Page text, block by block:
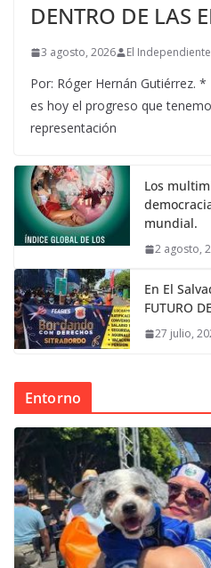
DENTRO DE LAS
3 agosto, 2026 El Independiente
Por: Róger Hernán Gutiérrez.
es hoy el progreso que
representación
Los
mundial.
2 agosto,
En El
FUTURO
27 julio,
Entorno